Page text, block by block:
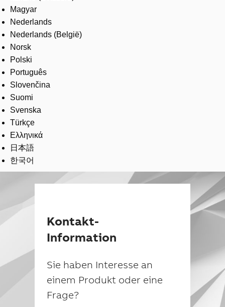
Magyar
Nederlands
Nederlands (België)
Norsk
Polski
Português
Slovenčina
Suomi
Svenska
Türkçe
Ελληνικά
日本語
한국어
Kontakt-
Information
Sie haben Interesse an
einem Produkt oder eine
Frage?